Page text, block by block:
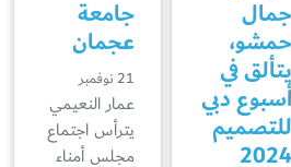
جمال
حمشو،
يتألق في
أسبوع دبي
للتصميم
2024
جامعة
عجمان
21 نوفمبر
عمار النعيمي
يترأس اجتماع
مجلس أمناء